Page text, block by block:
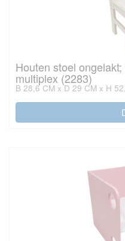
Houten stoel
multiplex (2283)
B 28,6 CM x D 29 CM x H